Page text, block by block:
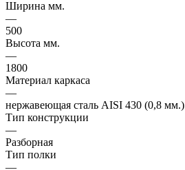
Ширина мм.
—
500
Высота мм.
—
1800
Материал каркаса
—
нержавеющая сталь AISI 430 (0,8 мм.)
Тип конструкции
—
Разборная
Тип полки
—